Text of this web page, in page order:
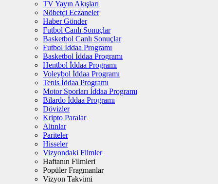
TV Yayın Akışları
Nöbetçi Eczaneler
Haber Gönder
Futbol Canlı Sonuçlar
Basketbol Canlı Sonuçlar
Futbol İddaa Programı
Basketbol İddaa Programı
Hentbol İddaa Programı
Voleybol İddaa Programı
Tenis İddaa Programı
Motor Sporları İddaa Programı
Bilardo İddaa Programı
Dövizler
Kripto Paralar
Altınlar
Pariteler
Hisseler
Vizyondaki Filmler
Haftanın Filmleri
Popüler Fragmanlar
Vizyon Takvimi